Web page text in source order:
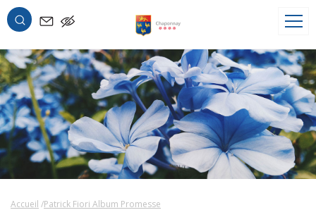
OK
Accueil Patrick Fiori Album Promesse